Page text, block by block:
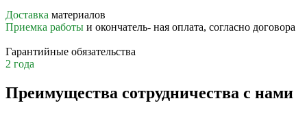
Доставка материалов
Приемка работы и окончатель- ная оплата, согласно договора
Гарантийные обязательства
2 года
Преимущества сотрудничества с нами